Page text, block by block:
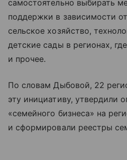
самостоятельно выбирать
поддержки в зависимости
сельское хозяйство,
детские сады в регионах,
и прочее.
По словам Дыбовой, 22
эту инициативу, утвердили
«семейного бизнеса» на
и сформировали реестры